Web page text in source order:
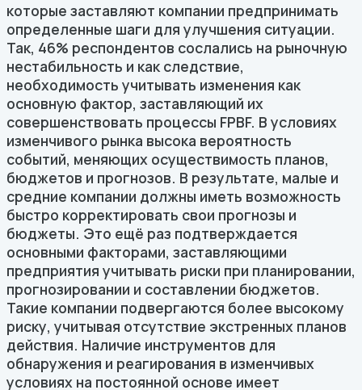
которые заставляют компании предпринимать
определенные шаги для улучшения ситуации.
Так, 46% респондентов сослались на рыночную
нестабильность и как следствие,
необходимость учитывать изменения как
основную фактор, заставляющий их
совершенствовать процессы FPBF. В условиях
изменчивого рынка высока вероятность
событий, меняющих осуществимость планов,
бюджетов и прогнозов. В результате, малые и
средние компании должны иметь возможность
быстро корректировать свои прогнозы и
бюджеты. Это ещё раз подтверждается
основными факторами, заставляющими
предприятия учитывать риски при планировании,
прогнозировании и составлении бюджетов.
Такие компании подвергаются более высокому
риску, учитывая отсутствие экстренных планов
действия. Наличие инструментов для
обнаружения и реагирования в изменчивых
условиях на постоянной основе имеет